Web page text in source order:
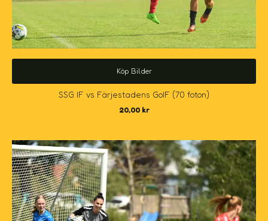
Köp Bilder
SSG IF vs Färjestadens GoIF (70 foton)
20,00 kr